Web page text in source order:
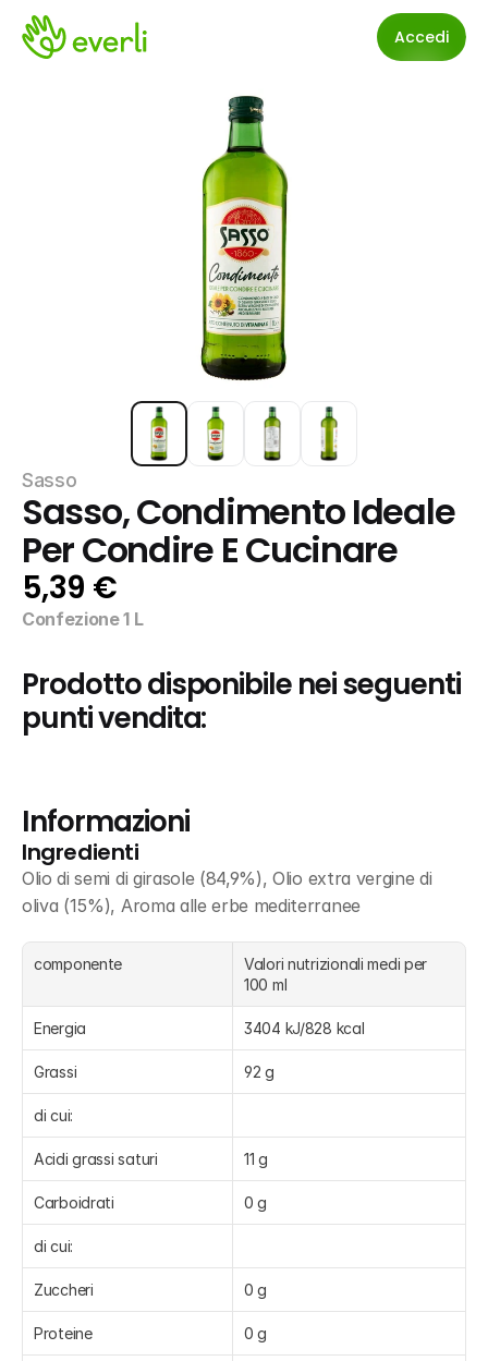
Accedi
Sasso
Sasso, Condimento Ideale
Per Condire E Cucinare
5,39 €
Confezione 1 L
Prodotto disponibile nei seguenti
punti vendita:
Informazioni
Ingredienti
Olio di semi di girasole (84,9%), Olio extra vergine di
oliva (15%), Aroma alle erbe mediterranee
componente
Valori nutrizionali medi per
100 ml
Energia 3404 kJ/828 kcal
Grassi 92 g
di cui:
Acidi grassi saturi 11 g
Carboidrati 0 g
di cui:
Zuccheri 0 g
Proteine 0 g